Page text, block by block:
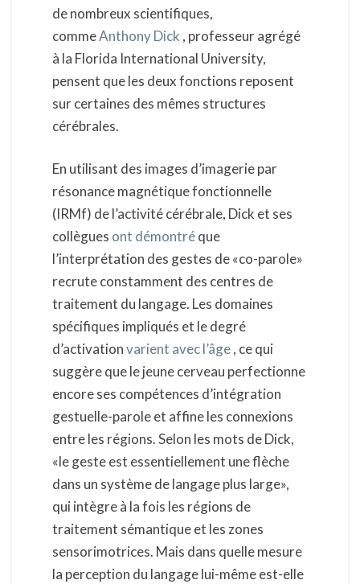
de nombreux scientifiques,
commeAnthony Dick , professeur agrégé
à la Florida International University,
pensent que les deux fonctions reposent
sur certaines des mêmes structures
cérébrales.
En utilisant des images d’imagerie par
résonance magnétique fonctionnelle
(IRMf) de l’activité cérébrale, Dick et ses
collègues ont démontréque
l’interprétation des gestes de «co-parole»
recrute constamment des centres de
traitement du langage. Les domaines
spécifiques impliqués et le degré
d’activationvarient avec l’âge, ce qui
suggère que le jeune cerveau perfectionne
encore ses compétences d’intégration
gestuelle-parole et affine les connexions
entre les régions. Selon les mots de Dick,
«le geste est essentiellement une flèche
dans un système de langage plus large»,
qui intègre à la fois les régions de
traitement sémantique et les zones
sensorimotrices. Mais dans quelle mesure
la perception du langage lui-même est-elle